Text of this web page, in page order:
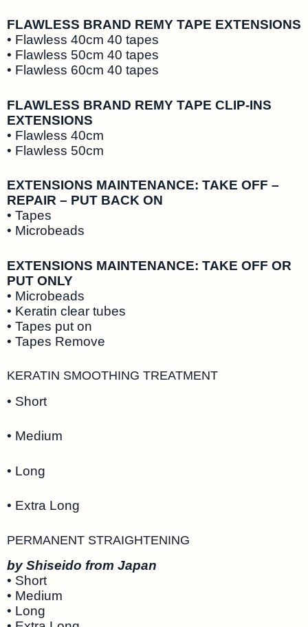
FLAWLESS BRAND REMY TAPE EXTENSIONS
• Flawless 40cm 40 tapes
• Flawless 50cm 40 tapes
• Flawless 60cm 40 tapes
FLAWLESS BRAND REMY TAPE CLIP-INS
EXTENSIONS
• Flawless 40cm
• Flawless 50cm
EXTENSIONS MAINTENANCE: TAKE OFF –
REPAIR – PUT BACK ON
• Tapes
• Microbeads
EXTENSIONS MAINTENANCE: TAKE OFF OR
PUT ONLY
• Microbeads
• Keratin clear tubes
• Tapes put on
• Tapes Remove
KERATIN SMOOTHING TREATMENT
• Short
• Medium
• Long
• Extra Long
PERMANENT STRAIGHTENING
by Shiseido from Japan
• Short
• Medium
• Long